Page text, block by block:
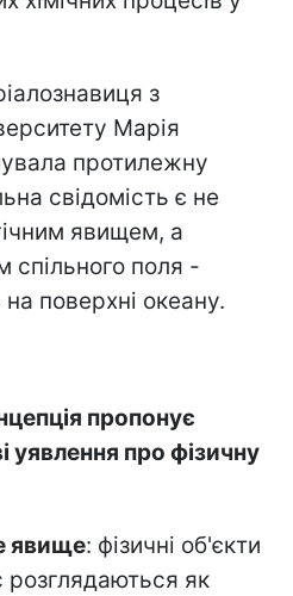
з
Марія
протилежну
свідомість є не
явищем, а
спільного поля -
поверхні океану.
пропонує
уявлення про фізичну
явище: фізичні об'єкти
розглядаються як